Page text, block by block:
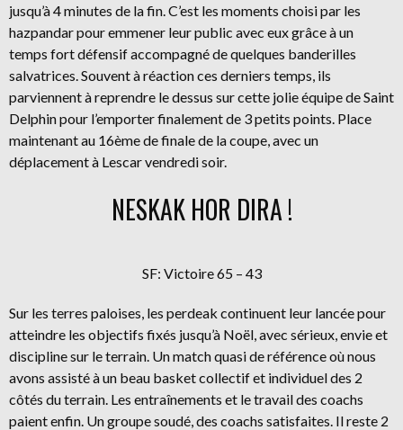
jusqu’à 4 minutes de la fin. C’est les moments choisi par les
hazpandar pour emmener leur public avec eux grâce à un
temps fort défensif accompagné de quelques banderilles
salvatrices. Souvent à réaction ces derniers temps, ils
parviennent à reprendre le dessus sur cette jolie équipe de Saint
Delphin pour l’emporter finalement de 3 petits points. Place
maintenant au 16ème de finale de la coupe, avec un
déplacement à Lescar vendredi soir.
NESKAK HOR DIRA !
SF: Victoire 65 – 43
Sur les terres paloises, les perdeak continuent leur lancée pour
atteindre les objectifs fixés jusqu’à Noël, avec sérieux, envie et
discipline sur le terrain. Un match quasi de référence où nous
avons assisté à un beau basket collectif et individuel des 2
côtés du terrain. Les entraînements et le travail des coachs
paient enfin. Un groupe soudé, des coachs satisfaites. Il reste 2